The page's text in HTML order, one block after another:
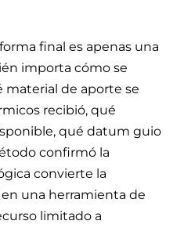
final es apenas una
importa cómo se
material de aporte se
recibió, qué
qué datum guio
confirmó la
convierte la
una herramienta de
limitado a